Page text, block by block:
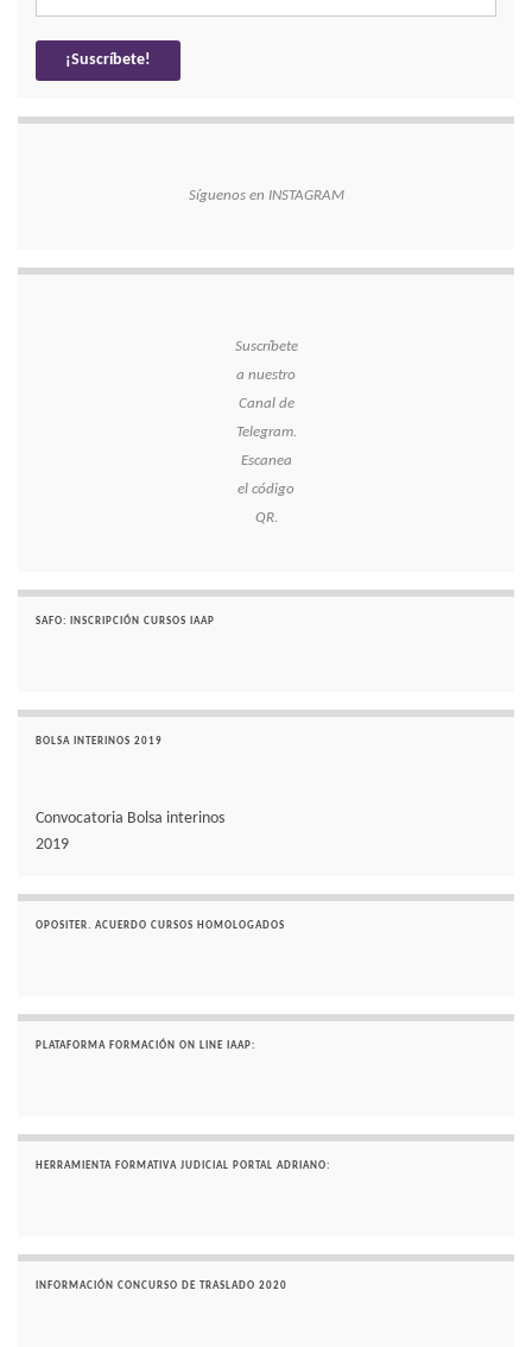
Síguenos en INSTAGRAM
Suscríbete
a nuestro
Canal de
Telegram.
Escanea
el código
QR.
SAFO: INSCRIPCIÓN CURSOS IAAP
BOLSA INTERINOS 2019
Convocatoria Bolsa interinos
2019
OPOSITER. ACUERDO CURSOS HOMOLOGADOS
PLATAFORMA FORMACIÓN ON LINE IAAP:
HERRAMIENTA FORMATIVA JUDICIAL PORTAL ADRIANO:
INFORMACIÓN CONCURSO DE TRASLADO 2020